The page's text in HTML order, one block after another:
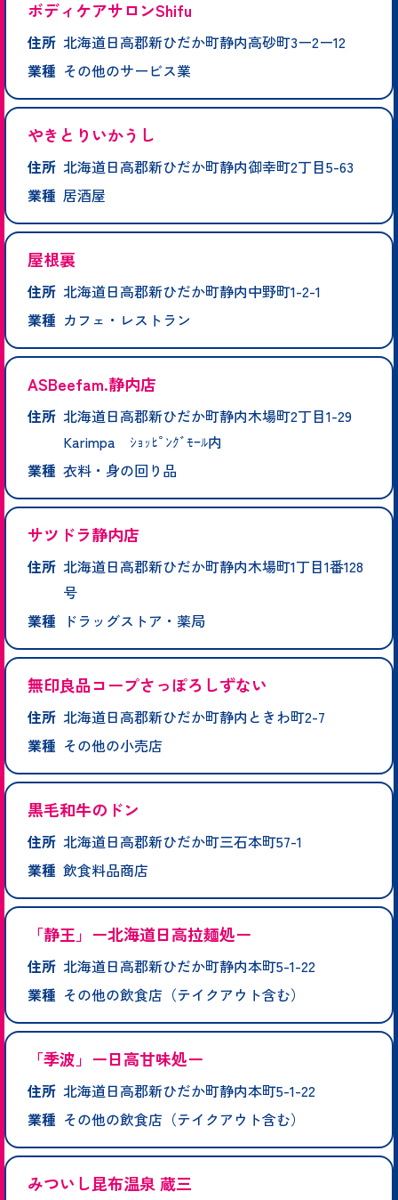
ボディケアサロンShifu
住所 北海道日高郡新ひだか町静内高砂町3ー2ー12
業種 その他のサービス業
やきとりいかうし
住所 北海道日高郡新ひだか町静内御幸町2丁目5-63
業種 居酒屋
屋根裏
住所 北海道日高郡新ひだか町静内中野町1-2-1
業種 カフェ・レストラン
ASBeefam.静内店
住所 北海道日高郡新ひだか町静内木場町2丁目1-29
Karimpa ｼｮｯﾋﾟﾝｸﾞﾓｰﾙ内
業種 衣料・身の回り品
サツドラ静内店
住所 北海道日高郡新ひだか町静内木場町1丁目1番128
号
業種
ドラッグストア・薬局
無印良品コープさっぽろしずない
住所 北海道日高郡新ひだか町静内ときわ町2-7
業種 その他の小売店
黒毛和牛のドン
住所 北海道日高郡新ひだか町三石本町57-1
業種 飲食料品商店
「静王」ー北海道日高拉麺処ー
住所 北海道日高郡新ひだか町静内本町5-1-22
業種 その他の飲食店（テイクアウト含む）
「季波」ー日高甘味処ー
住所 北海道日高郡新ひだか町静内本町5-1-22
業種 その他の飲食店（テイクアウト含む）
みついし昆布温泉 蔵三